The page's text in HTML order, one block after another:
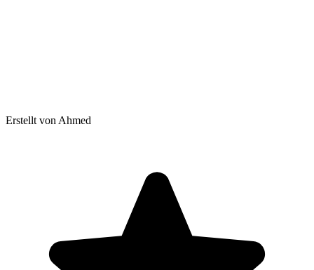
Erstellt von Ahmed